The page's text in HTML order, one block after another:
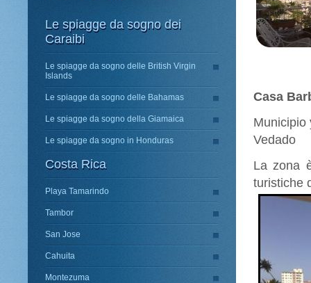
Le spiagge da sogno dei
Caraibi
Le spiagge da sogno delle British Virgin
Islands
Le spiagge da sogno delle Bahamas
Le spiagge da sogno della Giamaica
Le spiagge da sogno in Honduras
Costa Rica
Playa Tamarindo
Tambor
San Jose
Cahuita
Montezuma
Casa
Municipio
Vedado
La zona
turistiche